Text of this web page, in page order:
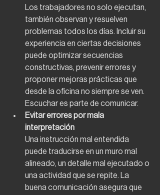
Los trabajadores no solo ejecutan,
también observan y resuelven
problemas todos los días. Incluir su
experiencia en ciertas decisiones
puede optimizar secuencias
constructivas, prevenir errores y
proponer mejoras prácticas que
desde la oficina no siempre se ven.
Escuchar es parte de comunicar.
Evitar errores por mala
interpretación
Una instrucción mal entendida
puede traducirse en un muro mal
alineado, un detalle mal ejecutado o
una actividad que se repite. La
buena comunicación asegura que